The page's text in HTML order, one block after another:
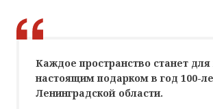
Каждое пространство станет
настоящим подарком в год 100-
Ленинградской области.